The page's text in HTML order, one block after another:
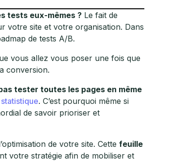
tests eux-mêmes ?Le fait de
votre site et votre organisation. Dans
de tests A/B.
vous allez vous poser une fois que
conversion.
tester toutes les pages en même
. C’est pourquoi même si
de savoir prioriser et
de votre site. Cette feuille
votre stratégie afin de mobiliser et